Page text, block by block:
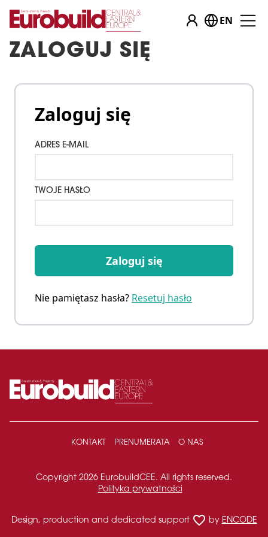
EN
ZALOGUJ SIĘ
Zaloguj się
ADRES E-MAIL
TWOJE HASŁO
Zaloguj się
Nie pamiętasz hasła? Resetuj hasło
KONTAKT PRENUMERATA O NAS
Copyright 2026 EurobuildCEE. All rights reserved.
Polityka prywatności
Design, production and dedicated support favorite_border by ENCODE